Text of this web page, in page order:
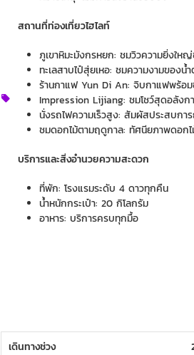
สถานที่ท่องเที่ยวไฮไลท์
ภูเขาหิมะมังกรหยก: ชมวิวความยิ่งใหญ่
ทะเลสาบไป๋สุ่ยเหอ: ชมความงามของน้
ร้านกาแฟ Yun Di An: จิบกาแฟพร้อม
Impression Lijiang: ชมโชว์สุดอลังก
นั่งรถไฟความเร็วสูง: สัมผัสประสบกา
ชมดอกไม้ตามฤดูกาล: ทัศนียภาพดอกไ
บริการและสิ่งอำนวยความสะดวก
ที่พัก: โรงแรมระดับ 4 ดาวทุกคืน
น้ำหนักกระเป๋า: 20 กิโลกรัม
อาหาร: บริการครบทุกมื้อ
เดินทางช่วง